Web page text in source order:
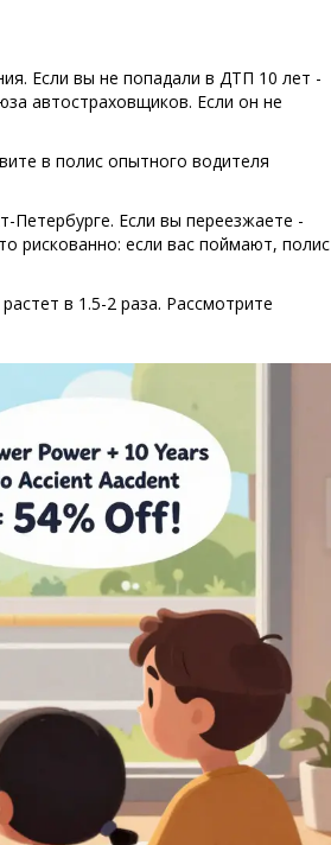
Если вы не попадали в ДТП 10 лет -
автостраховщиков. Если он не
в полис опытного водителя
Если вы переезжаете -
рискованно: если вас поймают, полис
в 1.5-2 раза. Рассмотрите